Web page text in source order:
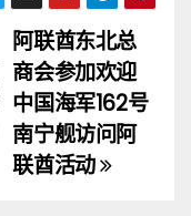
阿联酋东北总
商会参加欢迎
中国海军162号
南宁舰访问阿
联酋活动